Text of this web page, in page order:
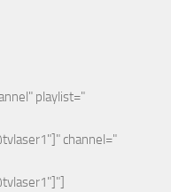
playlist="
channel="